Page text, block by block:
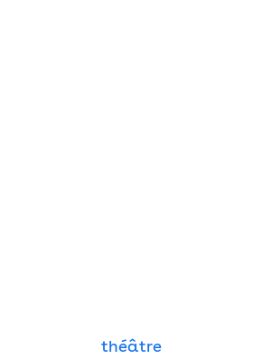
théâtre